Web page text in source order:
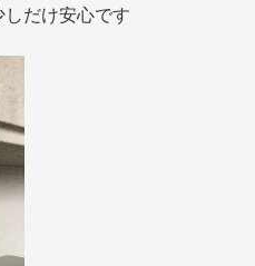
だけ安心です